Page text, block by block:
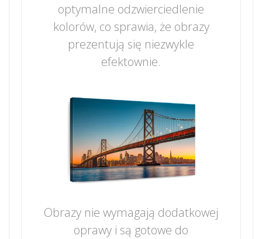
optymalne odzwierciedlenie
kolorów, co sprawia, że obrazy
prezentują się niezwykle
efektownie.
Obrazy nie wymagają dodatkowej
oprawy i są gotowe do